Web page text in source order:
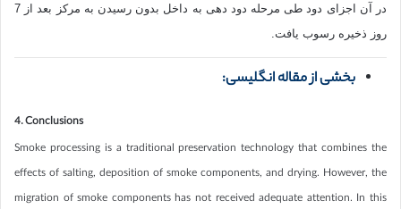
در آن اجزای دود طی مرحله دود دهی به داخل بدون رسیدن به مرکز بعد از 7
روز ذخیره رسوب یافت.
بخشی از مقاله انگلیسی:
4. Conclusions
Smoke processing is a traditional preservation technology that combines the
effects of salting, deposition of smoke components, and drying. However, the
migration of smoke components has not received adequate attention. In this